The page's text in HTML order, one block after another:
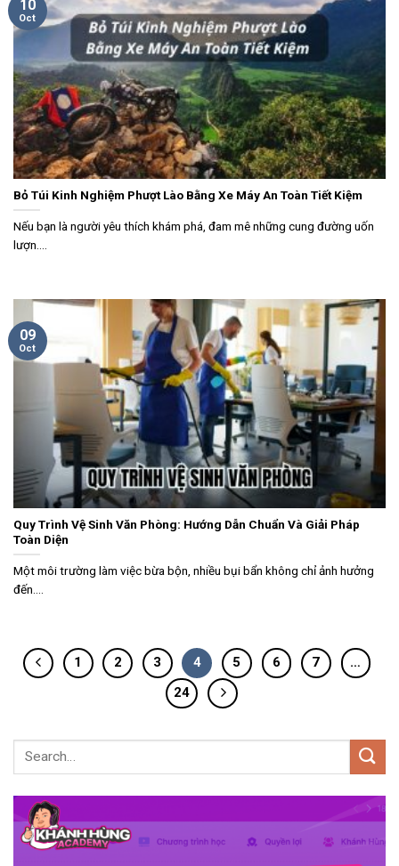
Bỏ Túi Kinh Nghiệm Phượt Lào Bằng Xe Máy An Toàn Tiết Kiệm
Nếu bạn là người yêu thích khám phá, đam mê những cung đường uốn
lượn....
10
Oct
Quy Trình Vệ Sinh Văn Phòng: Hướng Dẫn Chuẩn Và Giải Pháp
Toàn Diện
Một môi trường làm việc bừa bộn, nhiều bụi bẩn không chỉ ảnh hưởng
đến....
09
Oct
1 2 3 4 5 6 7
…
24